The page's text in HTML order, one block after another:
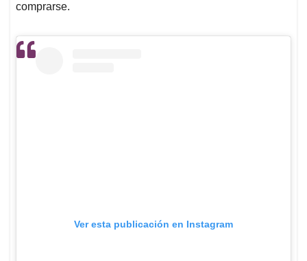
comprarse.
Ver esta publicación en Instagram